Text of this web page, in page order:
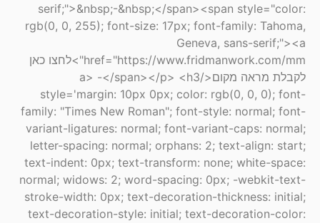
serif;">&nbsp;-&nbsp;</span><span style="color:
rgb(0, 0, 255); font-size: 17px; font-family: Tahoma,
Geneva, sans-serif;"><a
href="https://www.fridmanwork.com/mm">לחצו כאן
לקבלת מראה מקום</a> -</span></p> <h3
style='margin: 10px 0px; color: rgb(0, 0, 0); font-
family: "Times New Roman"; font-style: normal; font-
variant-ligatures: normal; font-variant-caps: normal;
letter-spacing: normal; orphans: 2; text-align: start;
text-indent: 0px; text-transform: none; white-space:
normal; widows: 2; word-spacing: 0px; -webkit-text-
stroke-width: 0px; text-decoration-thickness: initial;
text-decoration-style: initial; text-decoration-color: